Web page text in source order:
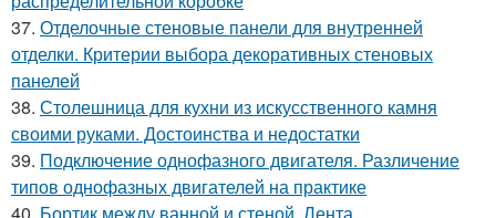
37. Отделочные стеновые панели для внутренней
отделки. Критерии выбора декоративных стеновых
панелей
38. Столешница для кухни из искусственного камня
своими руками. Достоинства и недостатки
39. Подключение однофазного двигателя. Различение
типов однофазных двигателей на практике